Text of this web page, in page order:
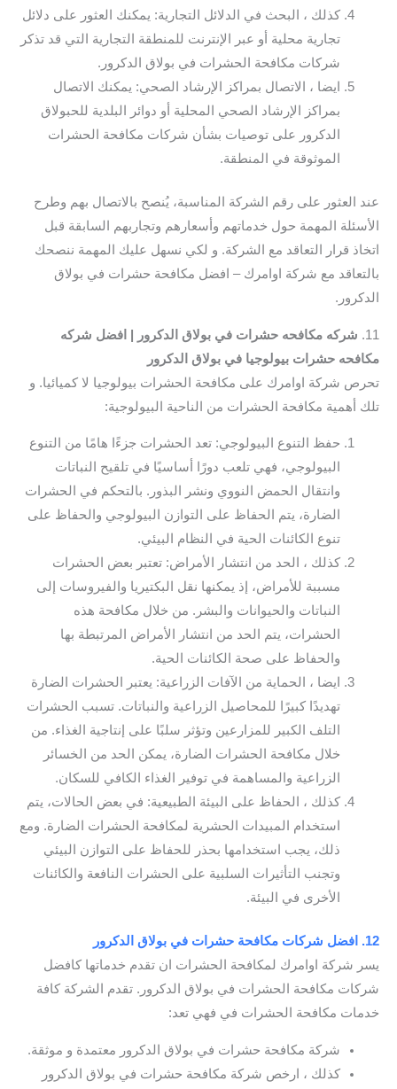
كذلك ، البحث في الدلائل التجارية: يمكنك العثور على دلائل
تجارية محلية أو عبر الإنترنت للمنطقة التجارية التي قد تذكر
شركات مكافحة الحشرات في بولاق الدكرور.
ايضا ، الاتصال بمراكز الإرشاد الصحي: يمكنك الاتصال
بمراكز الإرشاد الصحي المحلية أو دوائر البلدية للحبولاق
الدكرور على توصيات بشأن شركات مكافحة الحشرات
الموثوقة في المنطقة.
عند العثور على رقم الشركة المناسبة، يُنصح بالاتصال بهم وطرح
الأسئلة المهمة حول خدماتهم وأسعارهم وتجاربهم السابقة قبل
اتخاذ قرار التعاقد مع الشركة. و لكي نسهل عليك المهمة ننصحك
بالتعاقد مع شركة اوامرك – افضل مكافحة حشرات في بولاق
الدكرور.
11.
شركه مكافحه حشرات في بولاق الدكرور | افضل شركه
مكافحه حشرات بيولوجيا في بولاق الدكرور
تحرص شركة اوامرك على مكافحة الحشرات بيولوجيا لا كميائيا. و
تلك أهمية مكافحة الحشرات من الناحية البيولوجية:
حفظ التنوع البيولوجي: تعد الحشرات جزءًا هامًا من التنوع
البيولوجي، فهي تلعب دورًا أساسيًا في تلقيح النباتات
وانتقال الحمض النووي ونشر البذور. بالتحكم في الحشرات
الضارة، يتم الحفاظ على التوازن البيولوجي والحفاظ على
تنوع الكائنات الحية في النظام البيئي.
كذلك ، الحد من انتشار الأمراض: تعتبر بعض الحشرات
مسببة للأمراض، إذ يمكنها نقل البكتيريا والفيروسات إلى
النباتات والحيوانات والبشر. من خلال مكافحة هذه
الحشرات، يتم الحد من انتشار الأمراض المرتبطة بها
والحفاظ على صحة الكائنات الحية.
ايضا ، الحماية من الآفات الزراعية: يعتبر الحشرات الضارة
تهديدًا كبيرًا للمحاصيل الزراعية والنباتات. تسبب الحشرات
التلف الكبير للمزارعين وتؤثر سلبًا على إنتاجية الغذاء. من
خلال مكافحة الحشرات الضارة، يمكن الحد من الخسائر
الزراعية والمساهمة في توفير الغذاء الكافي للسكان.
كذلك ، الحفاظ على البيئة الطبيعية: في بعض الحالات، يتم
استخدام المبيدات الحشرية لمكافحة الحشرات الضارة. ومع
ذلك، يجب استخدامها بحذر للحفاظ على التوازن البيئي
وتجنب التأثيرات السلبية على الحشرات النافعة والكائنات
الأخرى في البيئة.
12. افضل شركات مكافحة حشرات في بولاق الدكرور
يسر شركة اوامرك لمكافحة الحشرات ان تقدم خدماتها كافضل
شركات مكافحة الحشرات في بولاق الدكرور. تقدم الشركة كافة
خدمات مكافحة الحشرات في فهي تعد:
شركة مكافحة حشرات في بولاق الدكرور معتمدة و موثقة.
كذلك ، ارخص شركة مكافحة حشرات في بولاق الدكرور